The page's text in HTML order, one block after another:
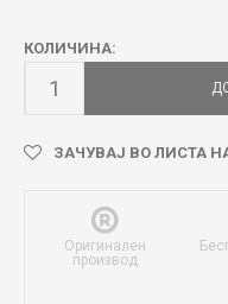
КОЛИЧИНА:
ЗАЧУВАЈ ВО ЛИСТА
Оригинален
производ